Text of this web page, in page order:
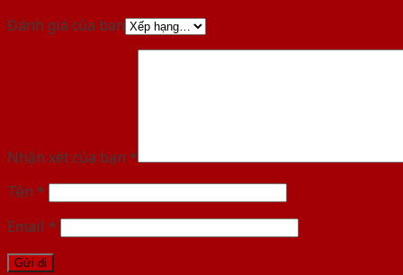
Đánh giá của bạn
Nhận xét của bạn *
Tên *
Email *